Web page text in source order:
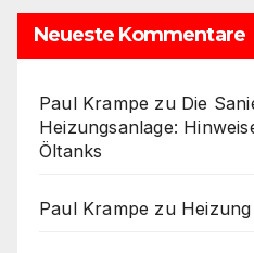
Neueste Kommentare
Paul Krampe zu Die
Heizungsanlage:
Öltanks
Paul Krampe zu Heizung